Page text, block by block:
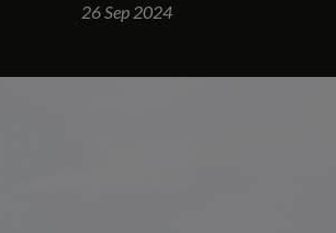
26 Sep 2024